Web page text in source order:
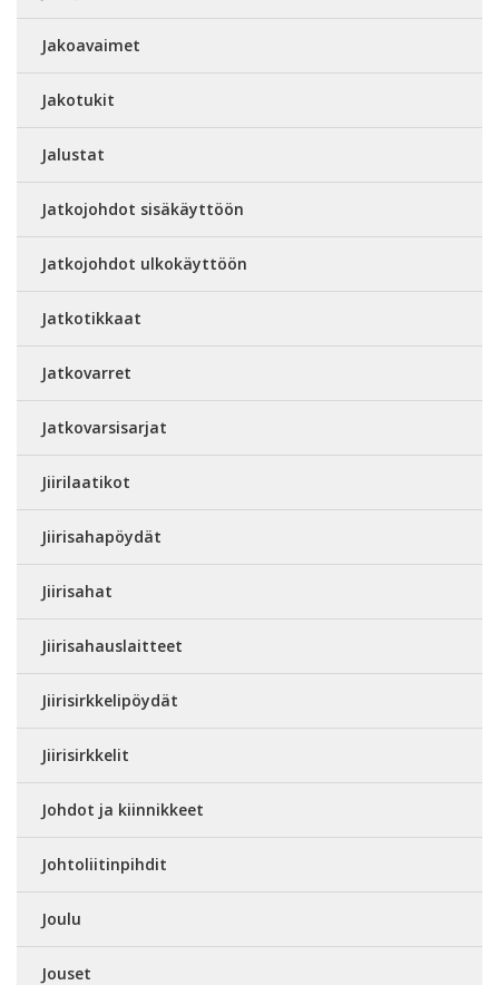
Jakoavaimet
Jakotukit
Jalustat
Jatkojohdot sisäkäyttöön
Jatkojohdot ulkokäyttöön
Jatkotikkaat
Jatkovarret
Jatkovarsisarjat
Jiirilaatikot
Jiirisahapöydät
Jiirisahat
Jiirisahauslaitteet
Jiirisirkkelipöydät
Jiirisirkkelit
Johdot ja kiinnikkeet
Johtoliitinpihdit
Joulu
Jouset